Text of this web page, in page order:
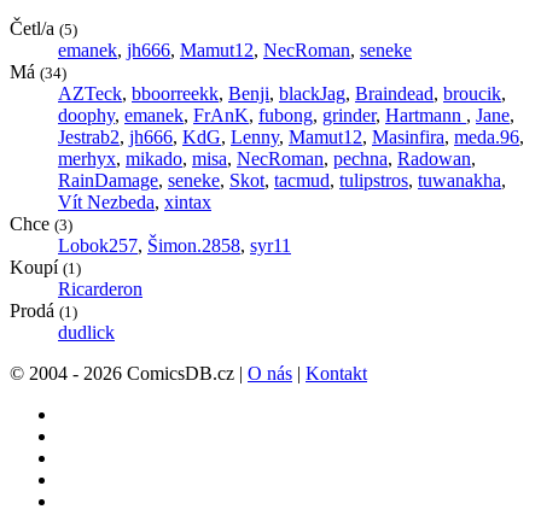
Četl/a (5)
emanek, jh666, Mamut12, NecRoman, seneke
Má (34)
AZTeck, bboorreekk, Benji, blackJag, Braindead, broucik,
doophy, emanek, FrAnK, fubong, grinder, Hartmann , Jane,
Jestrab2, jh666, KdG, Lenny, Mamut12, Masinfira, meda.96,
merhyx, mikado, misa, NecRoman, pechna, Radowan,
RainDamage, seneke, Skot, tacmud, tulipstros, tuwanakha,
Vít Nezbeda, xintax
Chce (3)
Lobok257, Šimon.2858, syr11
Koupí (1)
Ricarderon
Prodá (1)
dudlick
© 2004 - 2026 ComicsDB.cz | O nás | Kontakt